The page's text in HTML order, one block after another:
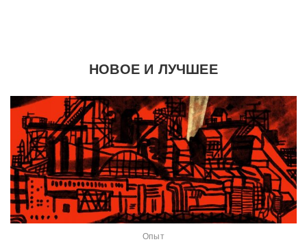
НОВОЕ И ЛУЧШЕЕ
Опыт